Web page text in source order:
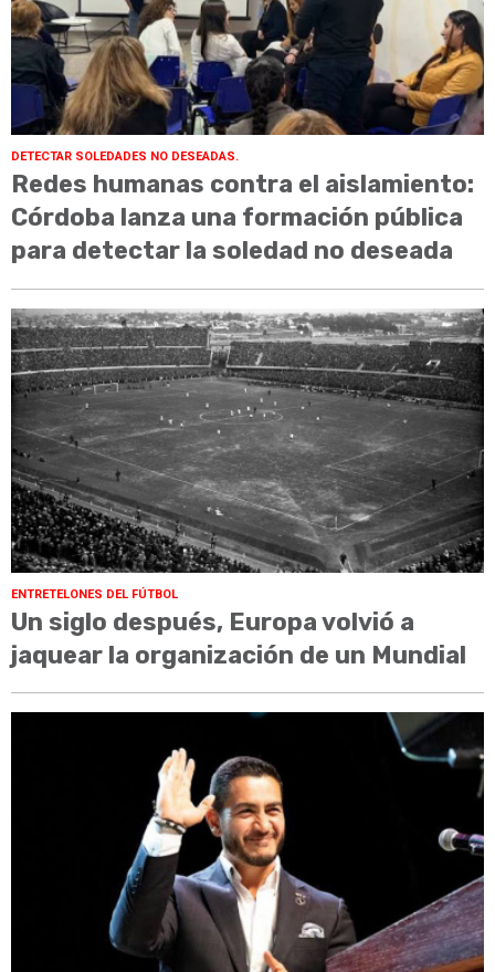
DETECTAR SOLEDADES NO DESEADAS.
Redes humanas contra el aislamiento:
Córdoba lanza una formación pública
para detectar la soledad no deseada
ENTRETELONES DEL FÚTBOL
Un siglo después, Europa volvió a
jaquear la organización de un Mundial